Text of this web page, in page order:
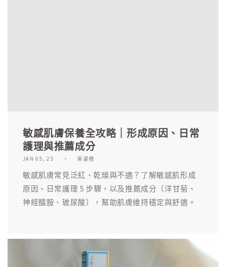
敏感肌膚保養全攻略｜形成原因、日常
護理與推薦成分
JAN 05, 25 吳姿橙
敏感肌膚常見泛紅、乾燥與不適？了解敏感肌形成
原因、日常護理 5 步驟，以及推薦成分（洋甘菊、
神經醯胺、玻尿酸），幫助肌膚維持穩定與舒適。